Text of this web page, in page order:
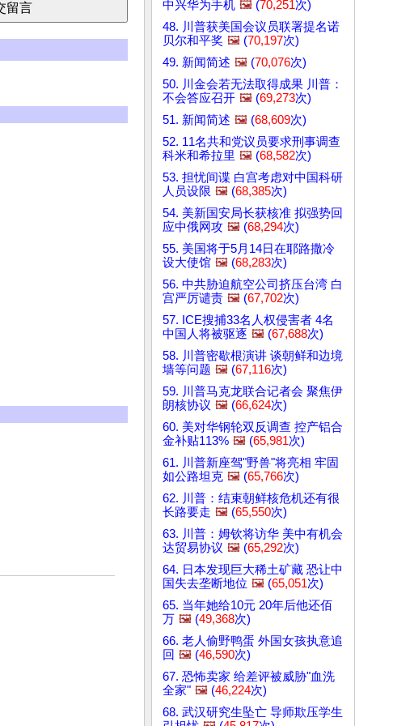
中兴华为手机 🖼️ (70,251次)
48. 川普获美国会议员联署提名诺
贝尔和平奖 🖼️ (70,197次)
49. 新闻简述 🖼️ (70,076次)
50. 川金会若无法取得成果 川普：
不会答应召开 🖼️ (69,273次)
51. 新闻简述 🖼️ (68,609次)
52. 11名共和党议员要求刑事调查
科米和希拉里 🖼️ (68,582次)
53. 担忧间谍 白宫考虑对中国科研
人员设限 🖼️ (68,385次)
54. 美新国安局长获核准 拟强势回
应中俄网攻 🖼️ (68,294次)
55. 美国将于5月14日在耶路撒冷
设大使馆 🖼️ (68,283次)
56. 中共胁迫航空公司挤压台湾 白
宫严厉谴责 🖼️ (67,702次)
57. ICE搜捕33名人权侵害者 4名
中国人将被驱逐 🖼️ (67,688次)
58. 川普密歇根演讲 谈朝鲜和边境
墙等问题 🖼️ (67,116次)
59. 川普马克龙联合记者会 聚焦伊
朗核协议 🖼️ (66,624次)
60. 美对华钢轮双反调查 控产铝合
金补贴113% 🖼️ (65,981次)
61. 川普新座驾"野兽"将亮相 牢固
如公路坦克 🖼️ (65,766次)
62. 川普：结束朝鲜核危机还有很
长路要走 🖼️ (65,550次)
63. 川普：姆钦将访华 美中有机会
达贸易协议 🖼️ (65,292次)
64. 日本发现巨大稀土矿藏 恐让中
国失去垄断地位 🖼️ (65,051次)
65. 当年她给10元 20年后他还佰
万 🖼️ (49,368次)
66. 老人偷野鸭蛋 外国女孩执意追
回 🖼️ (46,590次)
67. 恐怖卖家 给差评被威胁"血洗
全家" 🖼️ (46,224次)
68. 武汉研究生坠亡 导师欺压学生